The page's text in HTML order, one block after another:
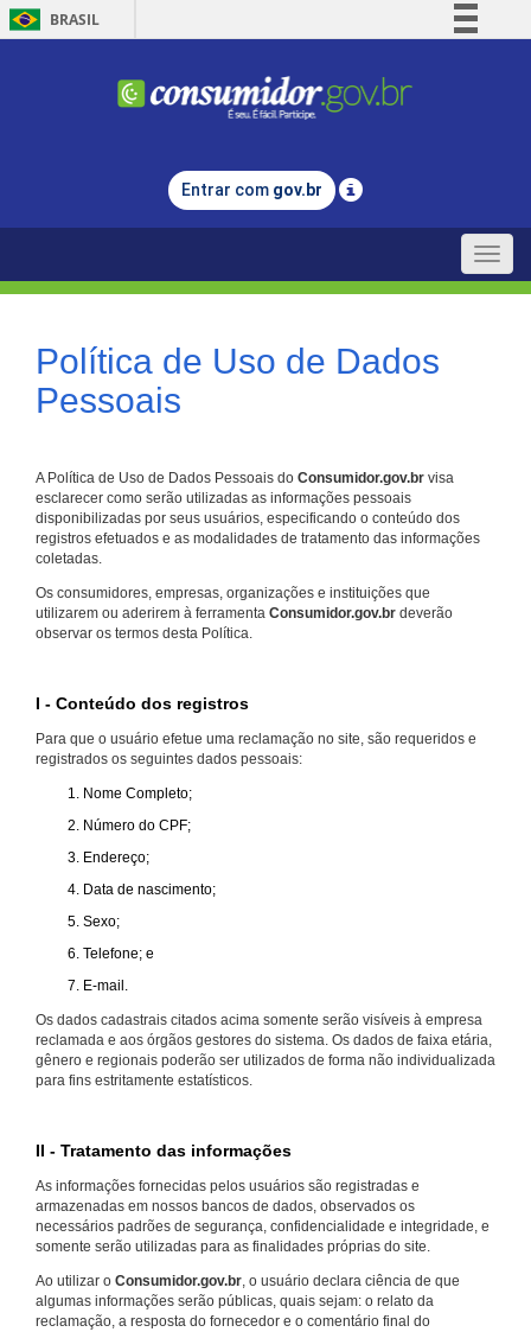
BRASIL
Comunica BR
Legislação
Entrar com gov.br
Toggle
Política de Uso de Dados
Pessoais
A Política de Uso de Dados Pessoais do Consumidor.gov.br visa
esclarecer como serão utilizadas as informações pessoais
disponibilizadas por seus usuários, especificando o conteúdo dos
registros efetuados e as modalidades de tratamento das informações
coletadas.
Os consumidores, empresas, organizações e instituições que
utilizarem ou aderirem à ferramenta Consumidor.gov.br deverão
observar os termos desta Política.
I - Conteúdo dos registros
Para que o usuário efetue uma reclamação no site, são requeridos e
registrados os seguintes dados pessoais:
Nome Completo;
Número do CPF;
Endereço;
Data de nascimento;
Sexo;
Telefone; e
E-mail.
Os dados cadastrais citados acima somente serão visíveis à empresa
reclamada e aos órgãos gestores do sistema. Os dados de faixa etária,
gênero e regionais poderão ser utilizados de forma não individualizada
para fins estritamente estatísticos.
II - Tratamento das informações
As informações fornecidas pelos usuários são registradas e
armazenadas em nossos bancos de dados, observados os
necessários padrões de segurança, confidencialidade e integridade, e
somente serão utilizadas para as finalidades próprias do site.
Ao utilizar o Consumidor.gov.br, o usuário declara ciência de que
algumas informações serão públicas, quais sejam: o relato da
reclamação, a resposta do fornecedor e o comentário final do